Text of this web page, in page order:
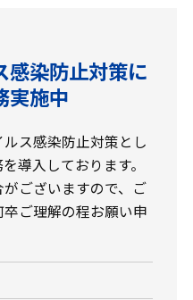
感染防止対策に
実施中
ス感染防止対策とし
導入しております。
ございますので、ご
ご理解の程お願い申